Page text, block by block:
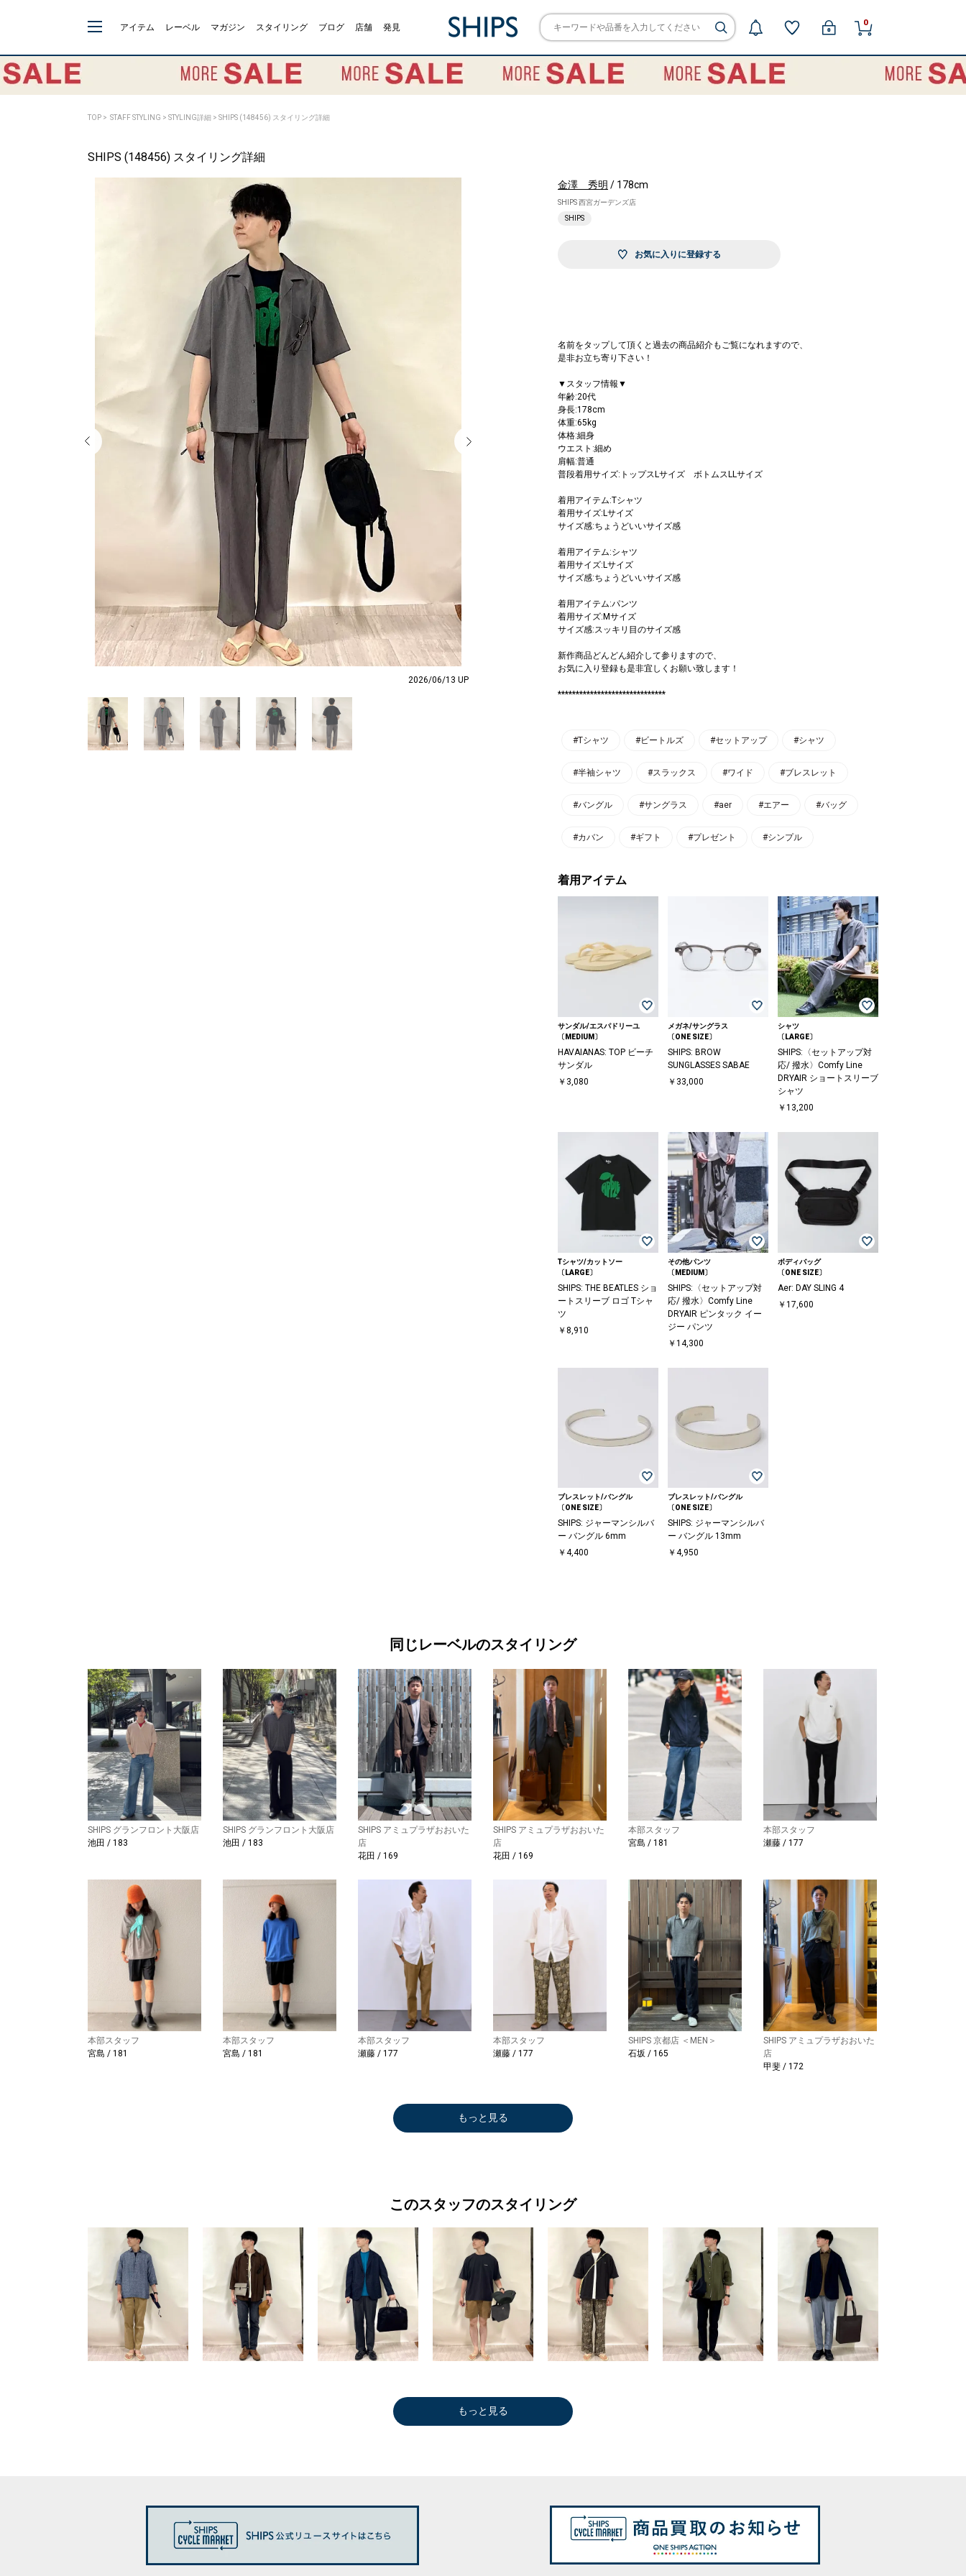
アイテム レーベル マガジン スタイリング ブログ 店舗 発見 0
TOP > STAFF STYLING > STYLING詳細 > SHIPS (148456) スタイリング詳細
SHIPS (148456) スタイリング詳細
2026/06/13 UP
金澤 秀明 / 178cm
SHIPS 西宮ガーデンズ店
SHIPS
お気に入りに登録する
名前をタップして頂くと過去の商品紹介もご覧になれますので、
是非お立ち寄り下さい！
▼スタッフ情報▼
年齢:20代
身長:178cm
体重:65kg
体格:細身
ウエスト:細め
肩幅:普通
普段着用サイズ:トップスLサイズ ボトムスLLサイズ
着用アイテム:Tシャツ
着用サイズ:Lサイズ
サイズ感:ちょうどいいサイズ感
着用アイテム:シャツ
着用サイズ:Lサイズ
サイズ感:ちょうどいいサイズ感
着用アイテム:パンツ
着用サイズ:Mサイズ
サイズ感:スッキリ目のサイズ感
新作商品どんどん紹介して参りますので、
お気に入り登録も是非宜しくお願い致します！
******************************
#Tシャツ #ビートルズ #セットアップ #シャツ
#半袖シャツ #スラックス #ワイド #ブレスレット
#バングル #サングラス #aer #エアー #バッグ
#カバン #ギフト #プレゼント #シンプル
着用アイテム
サンダル/エスパドリーユ
〔MEDIUM〕
HAVAIANAS: TOP ビーチ
サンダル
￥3,080
メガネ/サングラス
〔ONE SIZE〕
SHIPS: BROW
SUNGLASSES SABAE
￥33,000
シャツ
〔LARGE〕
SHIPS:〈セットアップ対
応/ 撥水〉Comfy Line
DRYAIR ショートスリーブ
シャツ
￥13,200
Tシャツ/カットソー
〔LARGE〕
SHIPS: THE BEATLES ショ
ートスリーブ ロゴ Tシャ
ツ
￥8,910
その他パンツ
〔MEDIUM〕
SHIPS:〈セットアップ対
応/ 撥水〉Comfy Line
DRYAIR ピンタック イー
ジー パンツ
￥14,300
ボディバッグ
〔ONE SIZE〕
Aer: DAY SLING 4
￥17,600
ブレスレット/バングル
〔ONE SIZE〕
SHIPS: ジャーマンシルバ
ー バングル 6mm
￥4,400
ブレスレット/バングル
〔ONE SIZE〕
SHIPS: ジャーマンシルバ
ー バングル 13mm
￥4,950
同じレーベルのスタイリング
SHIPS グランフロント大阪店
池田 / 183
SHIPS グランフロント大阪店
池田 / 183
SHIPS アミュプラザおおいた
店
花田 / 169
SHIPS アミュプラザおおいた
店
花田 / 169
本部スタッフ
宮島 / 181
本部スタッフ
瀬藤 / 177
本部スタッフ
宮島 / 181
本部スタッフ
宮島 / 181
本部スタッフ
瀬藤 / 177
本部スタッフ
瀬藤 / 177
SHIPS 京都店 ＜MEN＞
石坂 / 165
SHIPS アミュプラザおおいた
店
甲斐 / 172
もっと見る
このスタッフのスタイリング
もっと見る